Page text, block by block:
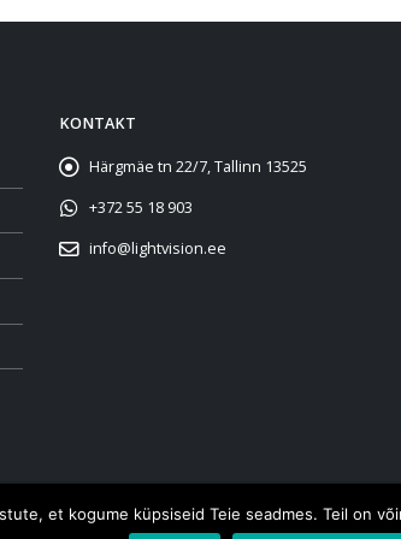
KONTAKT
Härgmäe tn 22/7, Tallinn 13525
+372 55 18 903
info@lightvision.ee
et kogume küpsiseid Teie seadmes. Teil on